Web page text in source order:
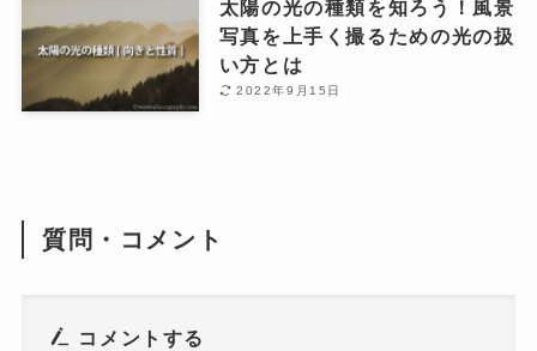
太陽の光の種類を知ろう！風景
写真を上手く撮るための光の扱
い方とは
2022年9月15日
質問・コメント
コメントする